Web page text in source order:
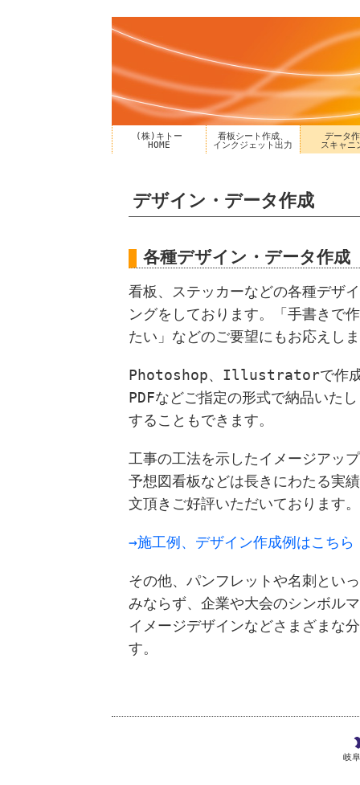
(株)キトー
HOME
看板シート作成、
インクジェット出力
データ
スキャニ
デザイン・データ作成
各種デザイン・データ作成
看板、ステッカーなどの各種デザ
ングをしております。「手書きで
たい」などのご要望にもお応えし
Photoshop、Illustratorで作成
PDFなどご指定の形式で納品いた
することもできます。
工事の工法を示したイメージアッ
予想図看板などは長きにわたる実
文頂きご好評いただいております。
→施工例、デザイン作成例はこちら
その他、パンフレットや名刺とい
みならず、企業や大会のシンボル
イメージデザインなどさまざまな
す。
岐